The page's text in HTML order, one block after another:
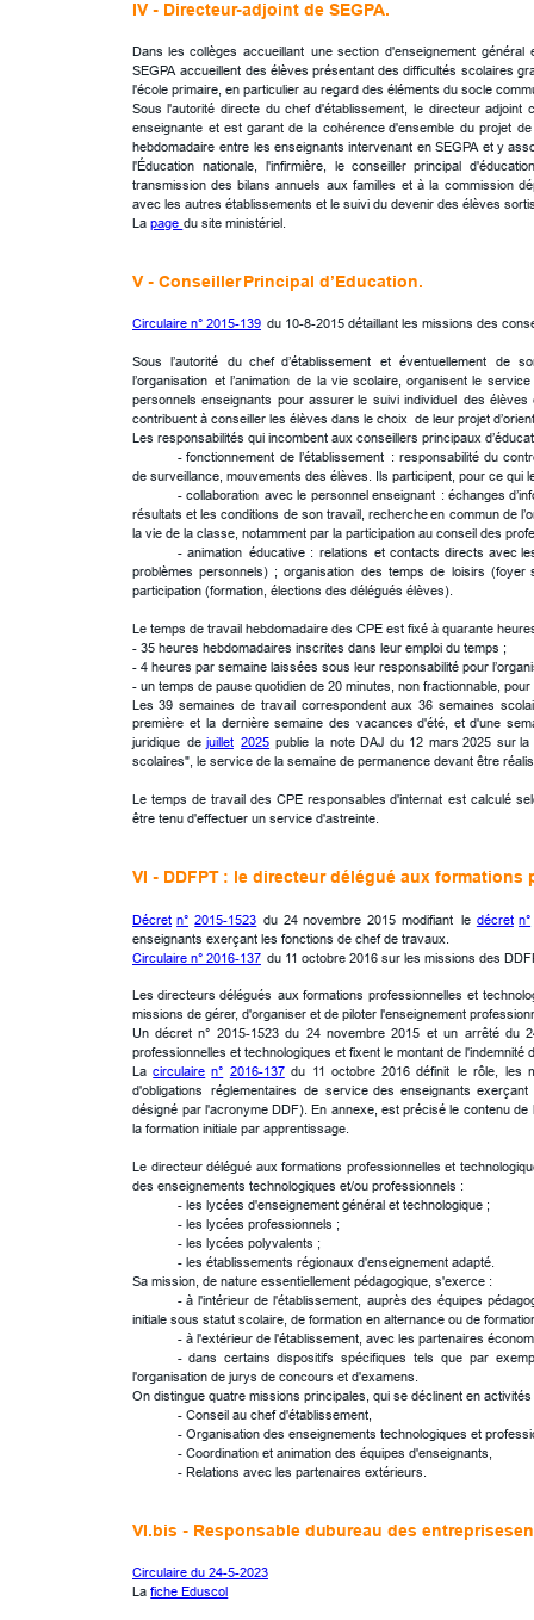
IV - Directeur-adjoint de SEGPA.
Dans les collèges accueillant une section d'enseignement général
SEGPA accueillent des élèves présentant des difficultés scolaires
l'école primaire, en particulier au regard des éléments du socle
Sous l'autorité directe du chef d'établissement, le directeur adjoint
enseignante et est garant de la cohérence d'ensemble du projet de
hebdomadaire entre les enseignants intervenant en SEGPA et y
l'Éducation nationale, l'infirmière, le conseiller principal
transmission des bilans annuels aux familles et à la commission
avec les autres établissements et le suivi du devenir des élèves
La page du site ministériel.
V - Conseiller Principal d’Education.
Circulaire n° 2015-139 du 10-8-2015 détaillant les missions des
Sous l’autorité du chef d’établissement et éventuellement de
l’organisation et l’animation de la vie scolaire, organisent le service
personnels enseignants pour assurer le suivi individuel des élèves
contribuent à conseiller les élèves dans le choix  de leur projet
Les responsabilités qui incombent aux conseillers principaux
- fonctionnement de l’établissement : responsabilité du
de surveillance, mouvements des élèves. Ils participent, pour ce
- collaboration avec le personnel enseignant : échanges
résultats et les conditions de son travail, rechercheen commun de
la vie de la classe, notamment par la participation au conseil des
- animation éducative : relations et contacts directs avec
problèmes personnels) ; organisation des temps de loisirs (foyer
participation (formation, élections des délégués élèves).
Le temps de travail hebdomadaire des CPE est fixé à quarante
- 35 heures hebdomadaires inscrites dans leur emploi du temps ;
- 4 heures par semaine laissées sous leur responsabilité pour
- un temps de pause quotidien de 20 minutes, non fractionnable,
Les 39 semaines de travail correspondent aux 36 semaines
première et la dernière semaine des vacances d'été, et d'une
juridique de juillet 2025 publie la note DAJ du 12 mars 2025 sur la
scolaires", le service de la semaine de permanence devant être
Le temps de travail des CPE responsables d'internat est calculé
être tenu d'effectuer un service d'astreinte.
VI - DDFPT : le directeur délégué aux
Décret n° 2015-1523 du 24 novembre 2015 modifiant le décret n°
enseignants exerçant les fonctions de chef de travaux.
Circulaire n° 2016-137 du 11 octobre 2016 sur les missions des
Les directeurs délégués aux formations professionnelles et
missions de gérer, d'organiser et de piloter l'enseignement
Un décret n° 2015-1523 du 24 novembre 2015 et un arrêté du
professionnelles et technologiques et fixent le montant de
La circulaire n° 2016-137 du 11 octobre 2016 définit le rôle, les
d'obligations réglementaires de service des enseignants exerçant
désigné par l'acronyme DDF). En annexe, est précisé le contenu de
la formation initiale par apprentissage.
Le directeur délégué aux formations professionnelles et
des enseignements technologiques et/ou professionnels :
- les lycées d'enseignement général et technologique ;
- les lycées professionnels ;
- les lycées polyvalents ;
- les établissements régionaux d'enseignement adapté.
Sa mission, de nature essentiellement pédagogique, s'exerce :
- à l'intérieur de l'établissement, auprès des équipes
initiale sous statut scolaire, de formation en alternance ou de
- à l'extérieur de l'établissement, avec les partenaires
- dans certains dispositifs spécifiques tels que par
l'organisation de jurys de concours et d'examens.
On distingue quatre missions principales, qui se déclinent en activités
- Conseil au chef d'établissement,
- Organisation des enseignements technologiques et
- Coordination et animation des équipes d'enseignants,
- Relations avec les partenaires extérieurs.
VI.bis - Responsable du bureau des entreprises en
Circulaire du 24-5-2023
La fiche Eduscol